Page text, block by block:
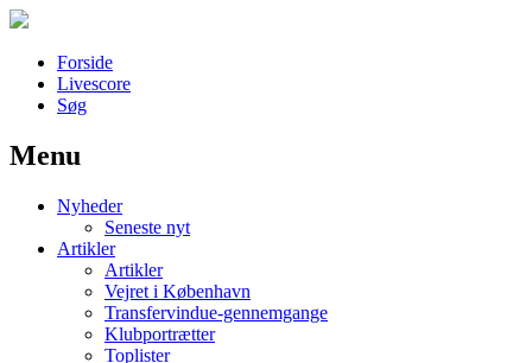
Forside
Livescore
Søg
Наши партнеры
лучшие займы
Menu
Nyheder
Seneste nyt
Artikler
Artikler
Vejret i København
Transfervindue-gennemgange
Klubportrætter
Toplister